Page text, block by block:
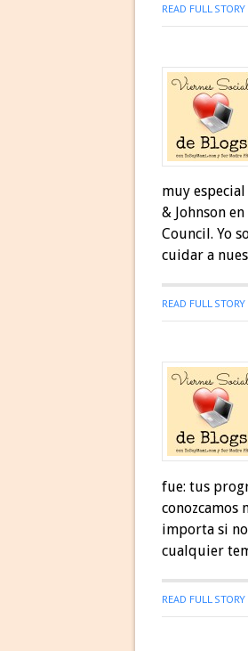
READ FULL STORY
muy
& Johnson
Council. Yo
cuidar a
READ FULL STORY
fue: tus
conozcamos
importa si
cualquier
READ FULL STORY